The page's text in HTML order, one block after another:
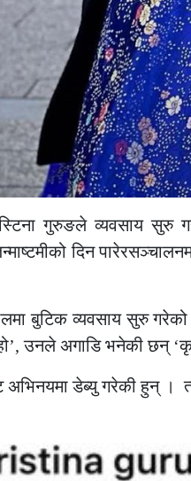
गुरुङले व्यवसाय
दिन
बुटिक व्यवसाय सुरु
उनले अगाडि भनेकी छन्
अभिनयमा डेब्यु गरेकी हुन्